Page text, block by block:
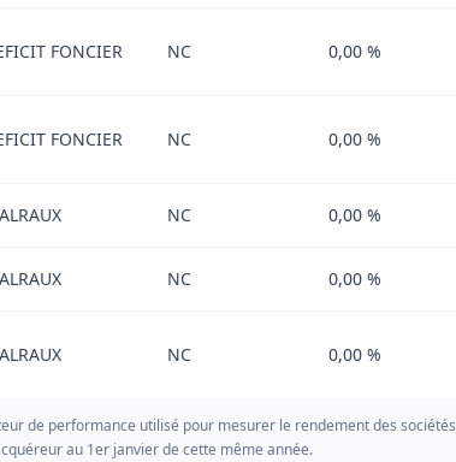
FONCIER NC 0,00 %
FONCIER NC 0,00 %
NC 0,00 %
NC 0,00 %
NC 0,00 %
de performance utilisé pour mesurer le rendement des
au 1er janvier de cette même année.